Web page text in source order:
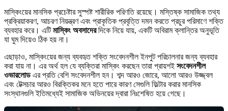
মাস্কিংয়ের মানসিক প্রচেষ্টার সুস্পষ্ট শারীরিক পরিণতি রয়েছে। মস্তিষ্ক সামাজিক তথ্য
প্রক্রিয়াকরণ, আচরণ নিয়ন্ত্রণ এবং প্রাকৃতিক প্রবৃত্তি দমন করতে প্রচুর পরিমাণে শক্তি
ব্যবহার করে। এটিমাস্কিং অবসাদেরদিকে নিয়ে যায়, একটি অবিরাম ক্লান্তির অনুভূতি
যা ঘুম দিয়েও ঠিক হয় না।
এছাড়াও, মাস্কিংয়ের জন্য ব্যবহৃত শক্তি সংবেদনশীল ইনপুট পরিচালনার জন্য ব্যবহার
করা যায় না। এর অর্থ হল যে ব্যক্তিরা মাস্কিং করছেন তারা প্রায়শই সংবেদনশীল
ওভারলোডএর প্রতি বেশি সংবেদনশীল হন। শব্দ আরও জোরে, আলো আরও উজ্জ্বল
এবং টেক্সচার আরও বিরক্তিকর মনে হতে পারে কারণ সেগুলি ফিল্টার করার মানসিক
সংস্থানগুলি ইতিমধ্যেই সামাজিক অভিনয়ের দ্বারা নিঃশেষিত হয়ে গেছে।